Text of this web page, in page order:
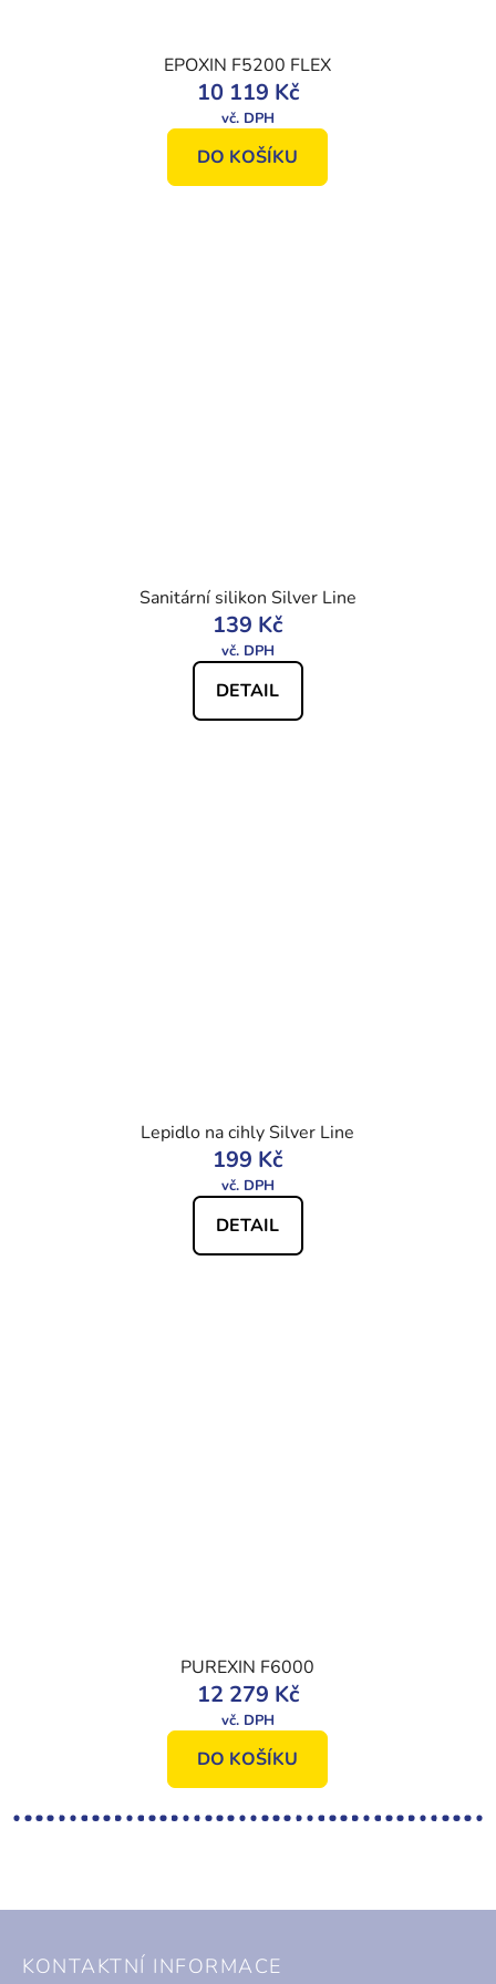
EPOXIN F5200 FLEX
10 119 Kč
DO KOŠÍKU
Sanitární silikon Silver Line
139 Kč
DETAIL
Lepidlo na cihly Silver Line
199 Kč
DETAIL
PUREXIN F6000
12 279 Kč
DO KOŠÍKU
KONTAKTNÍ INFORMACE